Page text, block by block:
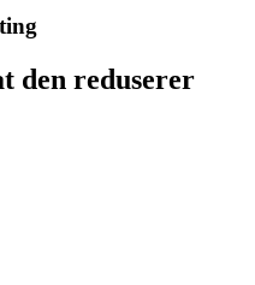
den reduserer